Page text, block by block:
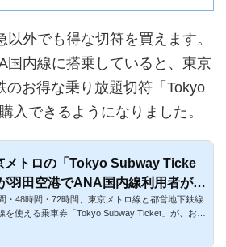
外でも得な切符を買えます。
国内線に搭乗していると、東京
のお得な乗り放題切符「Tokyo
入できるようになりました。
メトロの「Tokyo Subway Ticke
羽田空港でANA国内線利用者が買
ように！
・48時間・72時間、東京メトロ線と都営地下鉄線
を使える乗車券「Tokyo Subway Ticket」が、お手